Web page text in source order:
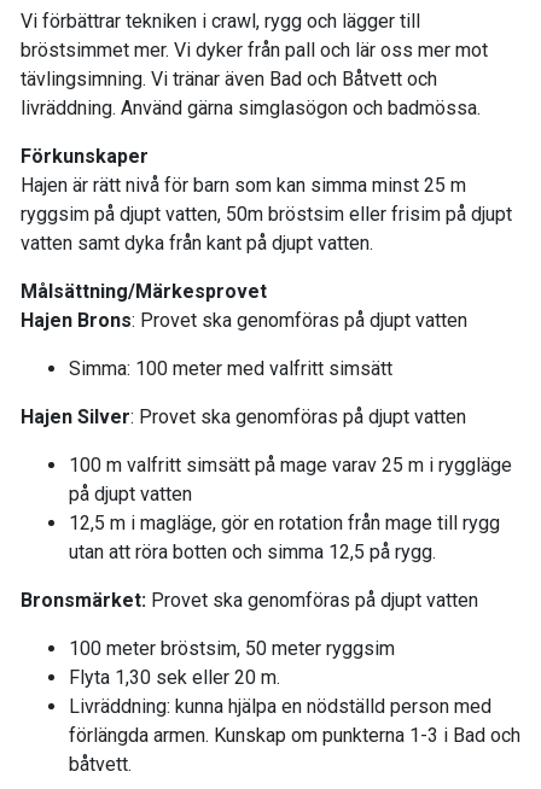
Vi förbättrar tekniken i crawl, rygg och lägger till
bröstsimmet mer. Vi dyker från pall och lär oss mer mot
tävlingsimning. Vi tränar även Bad och Båtvett och
livräddning. Använd gärna simglasögon och badmössa.
Förkunskaper
Hajen är rätt nivå för barn som kan simma minst 25 m
ryggsim på djupt vatten, 50m bröstsim eller frisim på djupt
vatten samt dyka från kant på djupt vatten.
Målsättning/Märkesprovet
Hajen Brons: Provet ska genomföras på djupt vatten
Simma: 100 meter med valfritt simsätt
Hajen Silver: Provet ska genomföras på djupt vatten
100 m valfritt simsätt på mage varav 25 m i ryggläge
på djupt vatten
12,5 m i magläge, gör en rotation från mage till rygg
utan att röra botten och simma 12,5 på rygg.
Bronsmärket: Provet ska genomföras på djupt vatten
100 meter bröstsim, 50 meter ryggsim
Flyta 1,30 sek eller 20 m.
Livräddning: kunna hjälpa en nödställd person med
förlängda armen. Kunskap om punkterna 1-3 i Bad och
båtvett.